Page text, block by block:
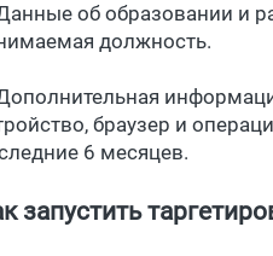
об образовании и
должность.
браузер и
6 месяцев.
запустить